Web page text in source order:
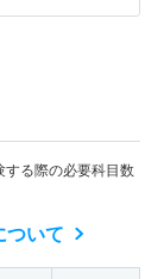
る際の必要科目数
ついて